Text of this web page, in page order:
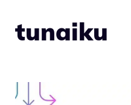
tunaiku